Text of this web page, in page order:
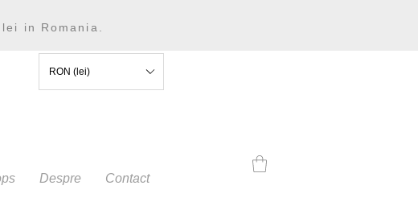
in Romania.
RON (lei)
Despre Contact